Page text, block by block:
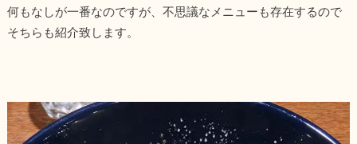
何もなしが一番なのですが、不思議なメニューも存在するので
そちらも紹介致します。